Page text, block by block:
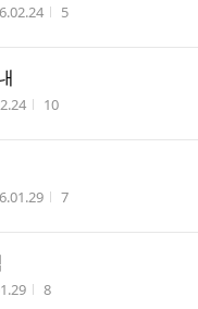
성시간 조회수
5
간 조회수
10
성시간 조회수
7
간 조회수
8